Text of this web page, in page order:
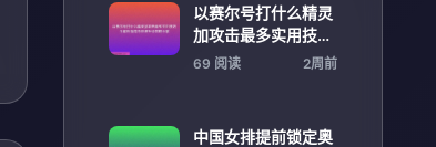
以赛尔号打什么精灵
加攻击最多实用技巧
全解析指南与快速升
69 阅读 2周前
中国女排提前锁定奥